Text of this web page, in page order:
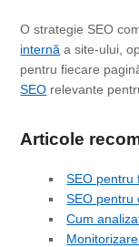
O strategie SEO
internă a site-ului,
pentru fiecare
SEO relevante
Articole
SEO pentru
SEO pentru
Cum